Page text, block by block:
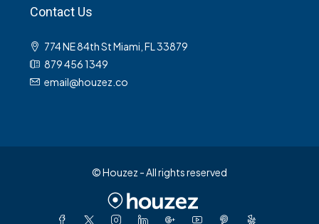
Contact Us
774 NE 84th St Miami, FL 33879
879 456 1349
email@houzez.co
© Houzez - All rights reserved